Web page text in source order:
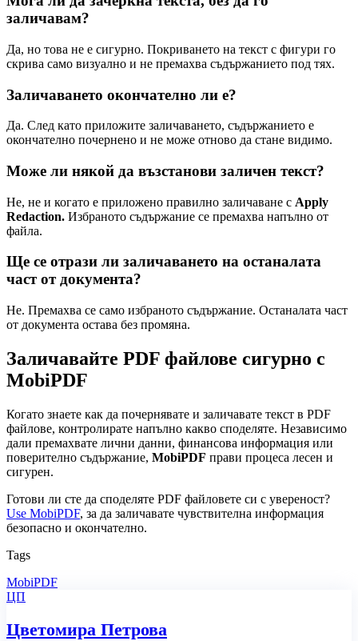
заличавам?
Да, но това не е сигурно. Покриването на текст с фигури го
скрива само визуално и не премахва съдържанието под тях.
Заличаването окончателно ли е?
Да. След като приложите заличаването, съдържанието е
окончателно почернено и не може отново да стане видимо.
Може ли някой да възстанови заличен текст?
Не, не и когато е приложено правилно заличаване с Apply
Redaction. Избраното съдържание се премахва напълно от
файла.
Ще се отрази ли заличаването на останалата
част от документа?
Не. Премахва се само избраното съдържание. Останалата част
от документа остава без промяна.
Заличавайте PDF файлове сигурно с
MobiPDF
Когато знаете как да почернявате и заличавате текст в PDF
файлове, контролирате напълно какво споделяте. Независимо
дали премахвате лични данни, финансова информация или
поверително съдържание, MobiPDF прави процеса лесен и
сигурен.
Готови ли сте да споделяте PDF файловете си с увереност?
Use MobiPDF, за да заличавате чувствителна информация
безопасно и окончателно.
Tags
MobiPDF
ЦП
Цветомира Петрова